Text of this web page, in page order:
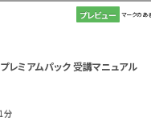
プレビュー マークのあ
プレミアムパック 受講マニュアル
1分